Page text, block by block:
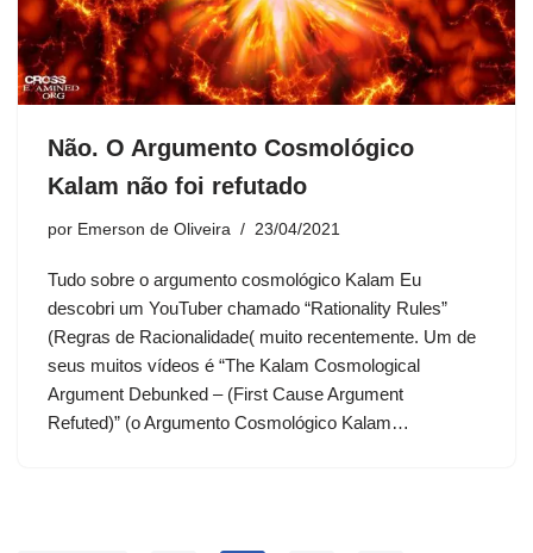
Não. O Argumento Cosmológico
Kalam não foi refutado
por Emerson de Oliveira 23/04/2021
Tudo sobre o argumento cosmológico Kalam Eu
descobri um YouTuber chamado “Rationality Rules”
(Regras de Racionalidade( muito recentemente. Um de
seus muitos vídeos é “The Kalam Cosmological
Argument Debunked – (First Cause Argument
Refuted)” (o Argumento Cosmológico Kalam…